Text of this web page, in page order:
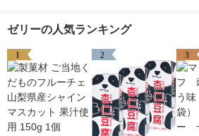
ゼリーの人気ランキング
1 2 3